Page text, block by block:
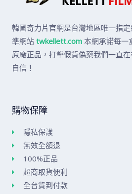
韓國奇力片官網是台灣地區唯一指
準網站 twkellett.com 本網承諾每一
原廠正品，打擊假貨偽藥我們一直
自信！
購物保障
隱私保護
無效全額退
100%正品
超商取貨便利
全台貨到付款